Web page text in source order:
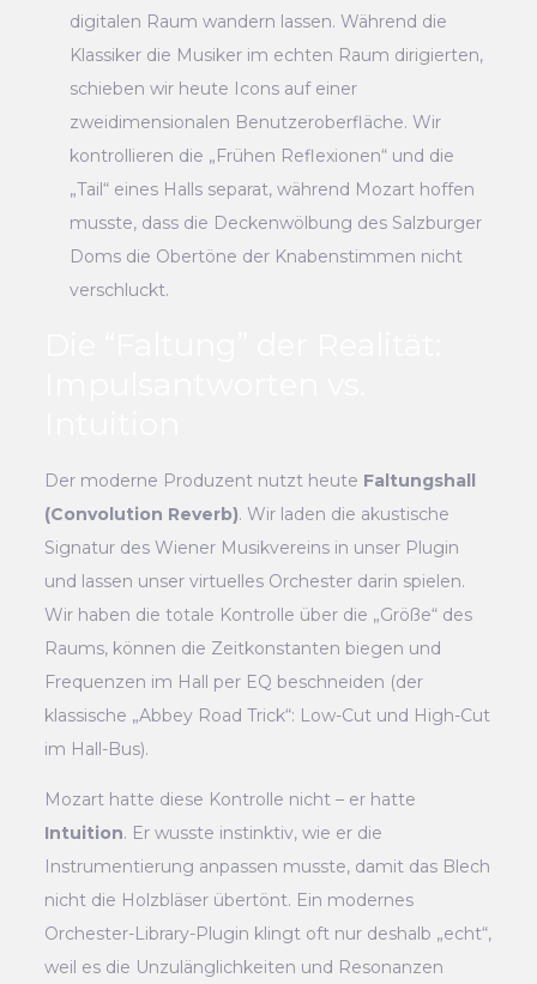
digitalen Raum wandern lassen. Während die
Klassiker die Musiker im echten Raum dirigierten,
schieben wir heute Icons auf einer
zweidimensionalen Benutzeroberfläche. Wir
kontrollieren die „Frühen Reflexionen“ und die
„Tail“ eines Halls separat, während Mozart hoffen
musste, dass die Deckenwölbung des Salzburger
Doms die Obertöne der Knabenstimmen nicht
verschluckt.
Der moderne Produzent nutzt heute Faltungshall
(Convolution Reverb). Wir laden die akustische
Signatur des Wiener Musikvereins in unser Plugin
und lassen unser virtuelles Orchester darin spielen.
Wir haben die totale Kontrolle über die „Größe“ des
Raums, können die Zeitkonstanten biegen und
Frequenzen im Hall per EQ beschneiden (der
klassische „Abbey Road Trick“: Low-Cut und High-Cut
im Hall-Bus).
Mozart hatte diese Kontrolle nicht – er hatte
Intuition. Er wusste instinktiv, wie er die
Instrumentierung anpassen musste, damit das Blech
nicht die Holzbläser übertönt. Ein modernes
Orchester-Library-Plugin klingt oft nur deshalb „echt“,
weil es die Unzulänglichkeiten und Resonanzen